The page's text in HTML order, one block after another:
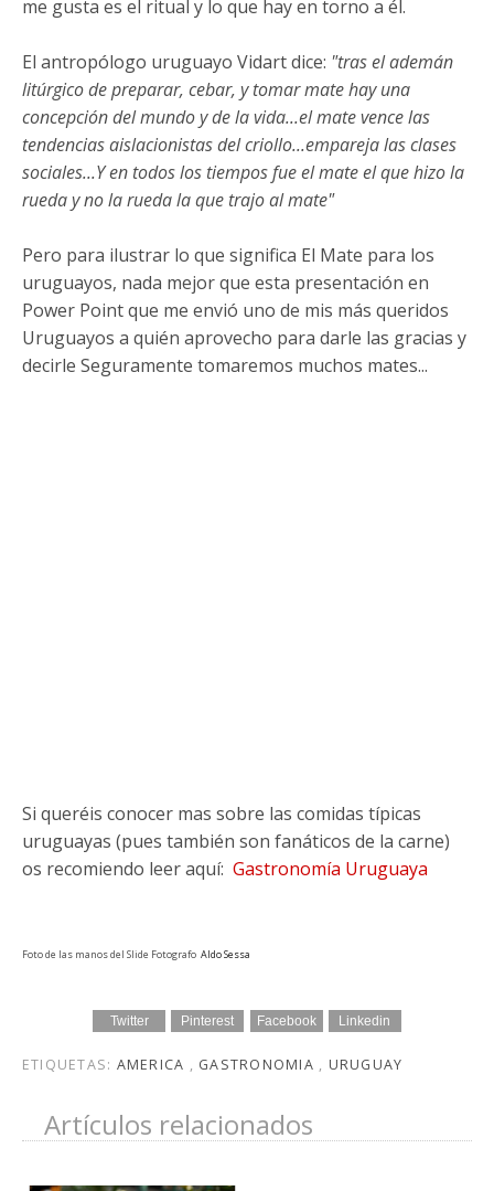
me gusta es el ritual y lo que hay en torno a él.
El antropólogo uruguayo Vidart dice: "tras el ademán
litúrgico de preparar, cebar, y tomar mate hay una
concepción del mundo y de la vida...el mate vence las
tendencias aislacionistas del criollo...empareja las clases
sociales...Y en todos los tiempos fue el mate el que hizo la
rueda y no la rueda la que trajo al mate"
Pero para ilustrar lo que significa El Mate para los
uruguayos, nada mejor que esta presentación en
Power Point que me envió uno de mis más queridos
Uruguayos a quién aprovecho para darle las gracias y
decirle Seguramente tomaremos muchos mates...
Si queréis conocer mas sobre las comidas típicas
uruguayas (pues también son fanáticos de la carne)
os recomiendo leer aquí: Gastronomía Uruguaya
Foto de las manos del Slide Fotografo Aldo Sessa
Twitter Pinterest Facebook Linkedin
ETIQUETAS: AMERICA , GASTRONOMIA , URUGUAY
Artículos relacionados